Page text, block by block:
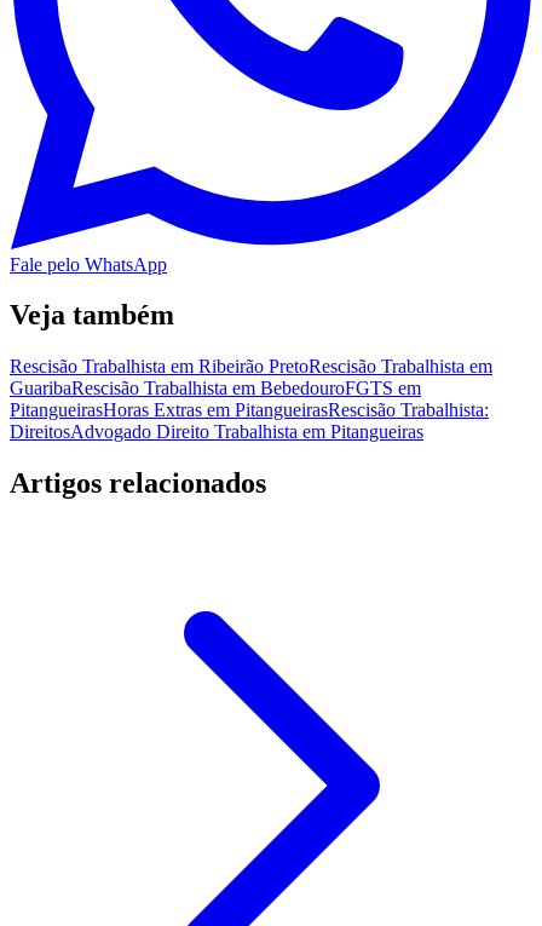
Fale pelo WhatsApp
Veja também
Rescisão Trabalhista em Ribeirão PretoRescisão Trabalhista em
GuaribaRescisão Trabalhista em BebedouroFGTS em
PitangueirasHoras Extras em PitangueirasRescisão Trabalhista:
DireitosAdvogado Direito Trabalhista em Pitangueiras
Artigos relacionados